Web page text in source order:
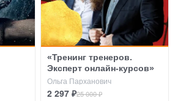
«Тренинг тренеров.
Эксперт онлайн-курсов»
Ольга Парханович
2 297 ₽25 000 ₽